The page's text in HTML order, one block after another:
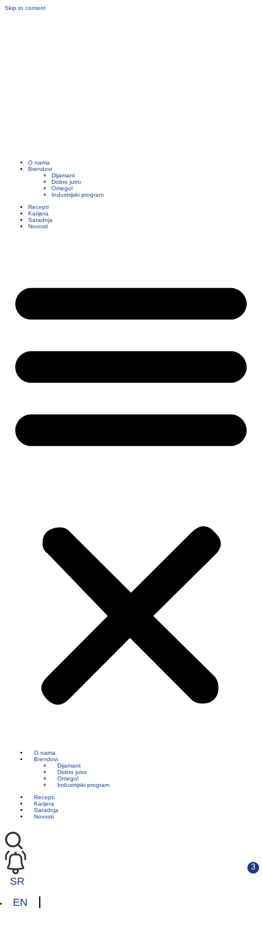
Skip to content
O nama
Brendovi
Dijamant
Dobro jutro
Omegol
Industrijski program
Recepti
Karijera
Saradnja
Novosti
O nama
Brendovi
Dijamant
Dobro jutro
Omegol
Industrijski program
Recepti
Karijera
Saradnja
Novosti
SR
EN